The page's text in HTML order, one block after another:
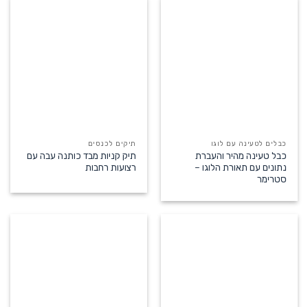
כבלים לטעינה עם לוגו
כבל טעינה מהיר והעברת
נתונים עם תאורת הלוגו –
סטרימר
תיקים לכנסים
תיק קניות מבד כותנה עבה עם
רצועות רחבות